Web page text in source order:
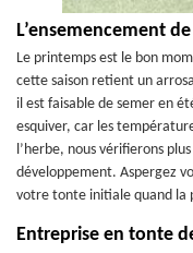
L’ensemencement
Le printemps est le bon
cette saison retient un
il est faisable de semer en
esquiver, car les
l’herbe, nous vérifierons
développement. Aspergez
votre tonte initiale quand la
Entreprise en tonte